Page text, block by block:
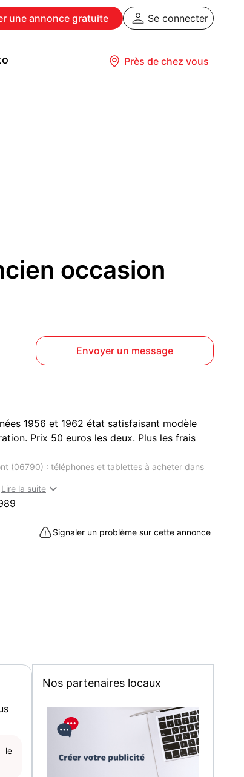
une annonce gratuite Se connecter
Près de chez vous
occasion
Envoyer un message
1956 et 1962 état satisfaisant modèle
Prix 50 euros les deux. Plus les frais
(06790) : téléphones et tablettes à acheter dans
Lire la suite 
Signaler un problème sur cette annonce
le
Nos partenaires locaux